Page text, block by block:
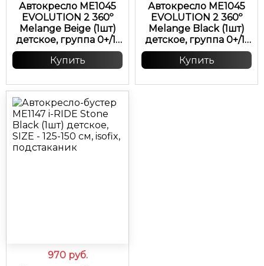
Автокресло ME1045
EVOLUTION 2 360º
Melange Beige (1шт)
детское, группа 0+/1-
2-3, isofix, поворот 360
Купить
Автокресло ME1045
EVOLUTION 2 360º
Melange Black (1шт)
детское, группа 0+/1-
2-3, isofix, поворот 360
Купить
970 руб.